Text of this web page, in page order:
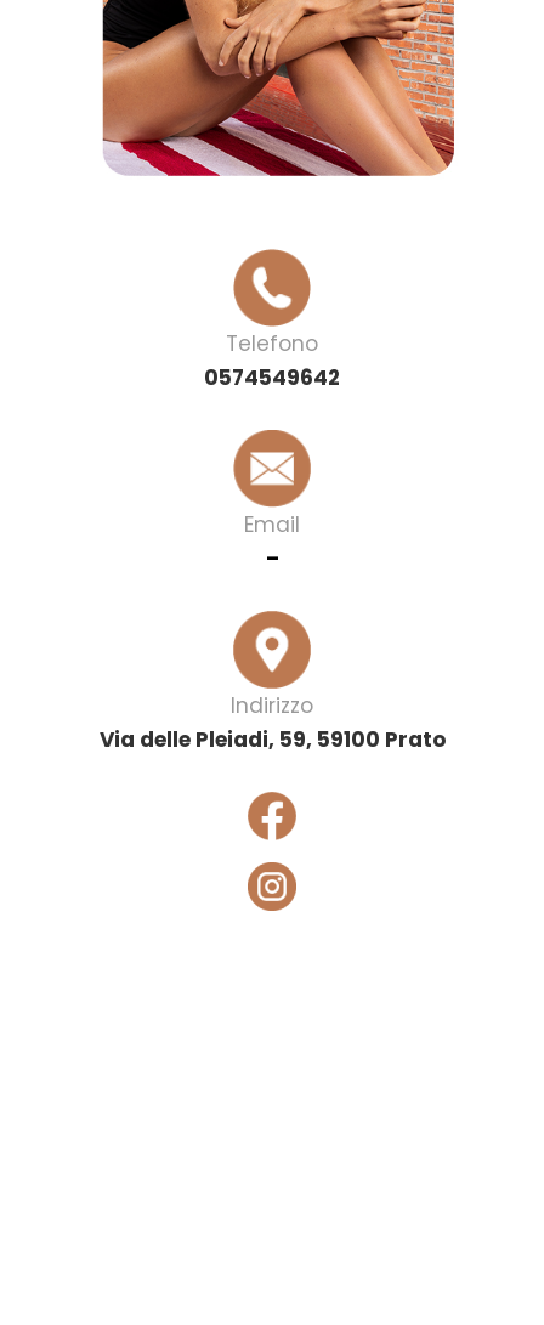
Telefono
0574549642
Email
–
Indirizzo
Via delle Pleiadi, 59, 59100 Prato